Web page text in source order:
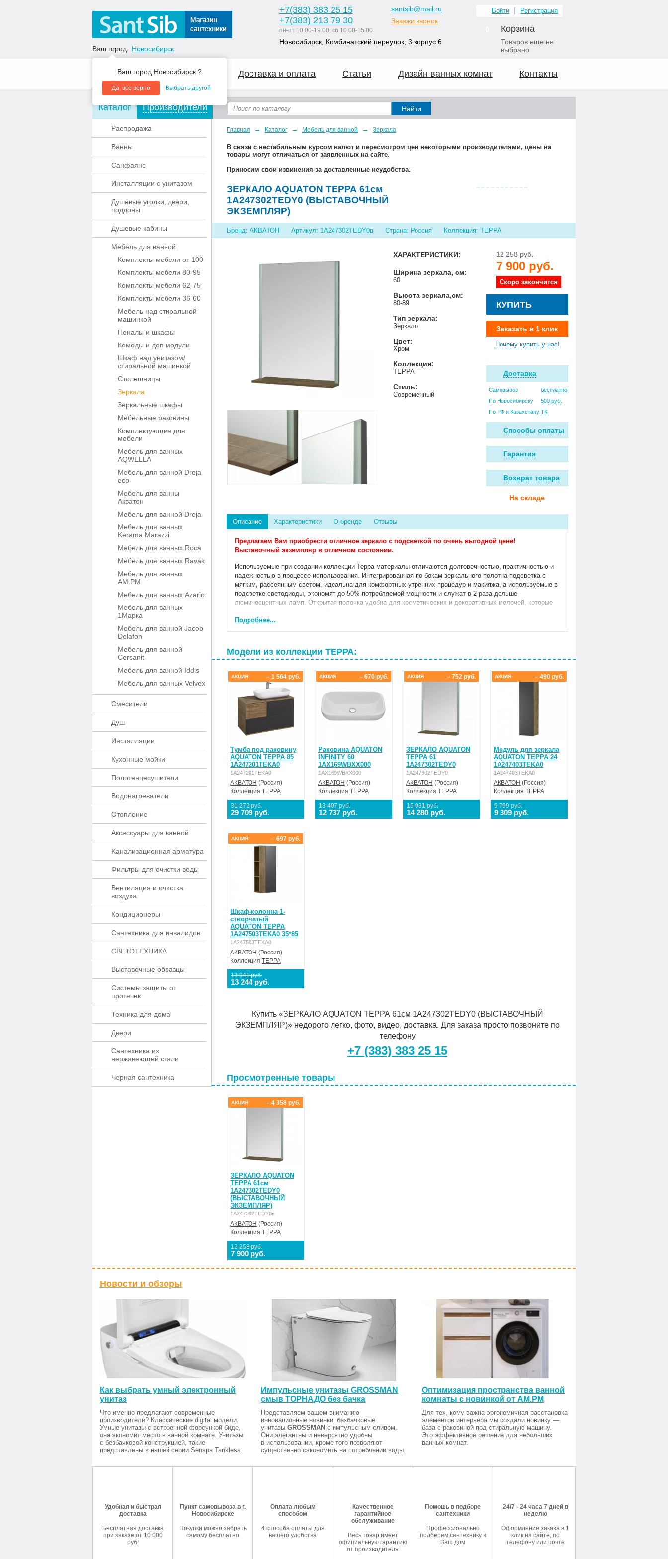
Ваш город: Новосибирск
Ваш город Новосибирск ?
Да, все верно Выбрать другой
+7(383) 383 25 15
+7(383) 213 79 30
пн-пт 10.00-19.00, сб 10.00-15.00
santsib@mail.ru
Закажи звонок
Новосибирск, Комбинатский переулок, 3 корпус 6
Войти Регистрация
Корзина
Товаров еще не
выбрано
О компании Акции Доставка и оплата Статьи Дизайн ванных комнат Контакты
Каталог Производители
Распродажа
Ванны
Санфаянс
Инсталляции с унитазом
Душевые уголки, двери,
поддоны
Душевые кабины
Мебель для ванной
Комплекты мебели от 100
Комплекты мебели 80-95
Комплекты мебели 62-75
Комплекты мебели 36-60
Мебель над стиральной
машинкой
Пеналы и шкафы
Комоды и доп модули
Шкаф над унитазом/
стиральной машинкой
Столешницы
Зеркала
Зеркальные шкафы
Мебельные раковины
Комплектующие для
мебели
Мебель для ванных
AQWELLA
Мебель для ванной Dreja
eco
Мебель для ванны
Акватон
Мебель для ванной Dreja
Мебель для ванных
Kerama Marazzi
Мебель для ванных Roca
Мебель для ванных Ravak
Мебель для ванных
AM.PM
Мебель для ванных Azario
Мебель для ванных
1Марка
Мебель для ванной Jacob
Delafon
Мебель для ванной
Cersanit
Мебель для ванной Iddis
Мебель для ванных Velvex
Смесители
Душ
Инсталляции
Кухонные мойки
Полотенцесушители
Водонагреватели
Отопление
Аксессуары для ванной
Kaнaлизaционнaя apматypa
Фильтры для очистки воды
Вентиляция и очистка
воздуха
Кондиционеры
Сантехника для инвалидов
СВЕТОТЕХНИКА
Выставочные образцы
Системы защиты от
протечек
Техника для дома
Двери
Сантехника из
нержавеющей стали
Черная сантехника
Главная → Каталог → Мебель для ванной → Зеркала
В связи с нестабильным курсом валют и пересмотром цен некоторыми производителями, цены на
товары могут отличаться от заявленных на сайте.
Приносим свои извинения за доставленные неудобства.
ЗЕРКАЛО AQUATON ТЕРРА 61см
1A247302TEDY0 (ВЫСТАВОЧНЫЙ
ЭКЗЕМПЛЯР)
Бренд: АКВАТОН Артикул: 1A247302TEDY0в Страна: Россия Коллекция: ТЕРРА
ХАРАКТЕРИСТИКИ:
Ширина зеркала, см:
60
Высота зеркала,см:
80-89
Тип зеркала:
Зеркало
Цвет:
Хром
Коллекция:
ТЕРРА
Стиль:
Современный
12 258 руб.
7 900 руб.
Скоро закончится
КУПИТЬ
Заказать в 1 клик
Почему купить у нас!
Доставка
Самовывоз
бесплатно
По Новосибирску
500 руб.
По РФ и Казахстану ТК
Способы оплаты
Гарантия
Возврат товара
На складе
Описание Характеристики О бренде Отзывы
Предлагаем Вам приобрести отличное зеркало с подсветкой по очень выгодной цене!
Выставочный экземпляр в отличном состоянии.
Используемые при создании коллекции Терра материалы отличаются долговечностью, практичностью и
надежностью в процессе использования. Интегрированная по бокам зеркального полотна подсветка с
мягким, рассеянным светом, идеальна для комфортных утренних процедур и макияжа, а используемые в
подсветке светодиоды, экономят до 50% потребляемой мощности и служат в 2 раза дольше
люминесцентных ламп. Открытая полочка удобна для косметических и декоративных мелочей, которые
Данное зеркало можно комплектовать с модулями (арт. 1A247403TEKA0 и 1A247103TEKA0), входящими в
Подробнее...
Модели из коллекции ТЕРРА:
Тумба под раковину
AQUATON ТЕРРА 85
1A247201TEKA0
1A247201TEKA0
АКВАТОН (Россия)
Коллекция ТЕРРА
31 272 руб.
29 709 руб.
– 1 564 руб.
АКЦИЯ
Раковина AQUATON
INFINITY 60
1AX169WBXX000
1AX169WBXX000
АКВАТОН (Россия)
Коллекция ТЕРРА
13 407 руб.
12 737 руб.
– 670 руб.
АКЦИЯ
ЗЕРКАЛО AQUATON
ТЕРРА 61
1A247302TEDY0
1A247302TEDY0
АКВАТОН (Россия)
Коллекция ТЕРРА
15 031 руб.
14 280 руб.
– 752 руб.
АКЦИЯ
Модуль для зеркала
AQUATON ТЕРРА 24
1A247403TEKA0
1A247403TEKA0
АКВАТОН (Россия)
КоллекцияТЕРРА
9 799 руб.
9 309 руб.
– 490 руб.
АКЦИЯ
Шкаф-колонна 1-
створчатый
AQUATON ТЕРРА
1A247503TEKA0 35*85
1A247503TEKA0
АКВАТОН (Россия)
Коллекция ТЕРРА
13 941 руб.
13 244 руб.
– 697 руб.
АКЦИЯ
Купить «ЗЕРКАЛО AQUATON ТЕРРА 61см 1A247302TEDY0 (ВЫСТАВОЧНЫЙ
ЭКЗЕМПЛЯР)» недорого легко, фото, видео, доставка. Для заказа просто позвоните по
телефону
+7 (383) 383 25 15
Просмотренные товары
ЗЕРКАЛО AQUATON
ТЕРРА 61см
1A247302TEDY0
(ВЫСТАВОЧНЫЙ
ЭКЗЕМПЛЯР)
1A247302TEDY0в
АКВАТОН (Россия)
Коллекция ТЕРРА
12 258 руб.
7 900 руб.
– 4 358 руб.
АКЦИЯ
Новости и обзоры
Как выбрать умный электронный
унитаз
Что именно предлагают современные
производители? Классические digital модели.
Умные унитазы с встроенной форсункой биде,
она экономит место в ванной комнате. Унитазы
с безбачковой конструкцией, такие
представлены в нашей серии Senspa Tankless.
Импульсные унитазы GROSSMAN
смыв ТОРНАДО без бачка
Представляем вашем вниманию
инновационные новинки, безбачковые
унитазы GROSSMAN с импульсным сливом.
Они элегантны и невероятно удобны
в использовании, кроме того позволяют
существенно сэкономить на потреблении воды.
Оптимизация пространства ванной
комнаты с новинкой от AM.PM
Для тех, кому важна эргономичная расстановка
элементов интерьера мы создали новинку —
база с раковиной под стиральную машину.
Это эффективное решение для небольших
ванных комнат.
Удобная и быстрая
доставка
Бесплатная доставка
при заказе от 10 000
руб!
Пункт самовывоза в г.
Новосибирске
Покупки можно забрать
самому бесплатно
Оплата любым
способом
4 способа оплаты для
вашего удобства
Качественное
гарантийное
обслуживание
Весь товар имеет
официальную гарантию
от производителя
Помошь в подборе
сантехники
Профессионально
подберем сантехнику в
Ваш дом
24/7 - 24 часа 7 дней в
неделю
Оформление заказа в 1
клик на сайте, по
телефону или почте